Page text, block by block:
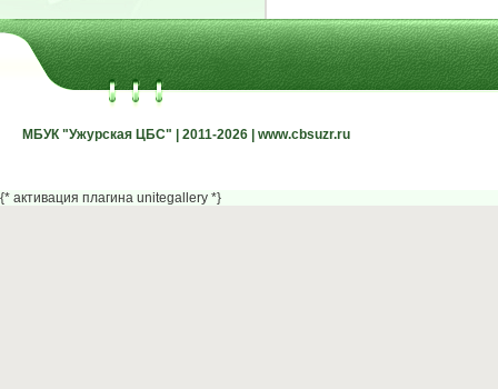
МБУК "Ужурская ЦБС" | 2011-2026 | www.cbsuzr.ru
МБУК "Ужурская ЦБС" | 2011-2026 | www.cbsuzr.ru
{* активация плагина unitegallery *}